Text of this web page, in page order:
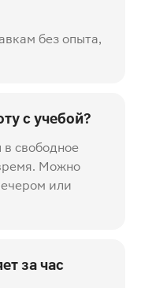
без опыта,
с учебой?
свободное
Можно
или
за час